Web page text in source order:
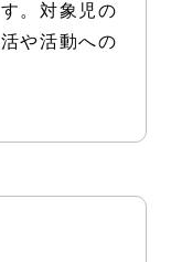
。対象児の
や活動への